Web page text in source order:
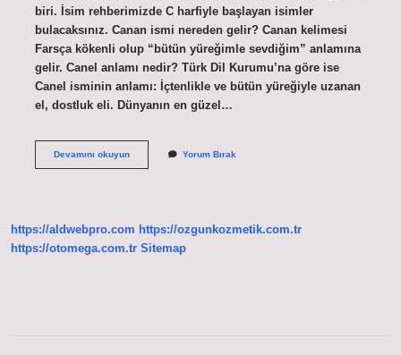
biri. İsim rehberimizde C harfiyle başlayan isimler
bulacaksınız. Canan ismi nereden gelir? Canan kelimesi
Farsça kökenli olup “bütün yüreğimle sevdiğim” anlamına
gelir. Canel anlamı nedir? Türk Dil Kurumu’na göre ise
Canel isminin anlamı: İçtenlikle ve bütün yüreğiyle uzanan
el, dostluk eli. Dünyanın en güzel…
Devamını okuyunCanel
Yorum Bırak
https://aldwebpro.com https://ozgunkozmetik.com.tr
https://otomega.com.tr Sitemap